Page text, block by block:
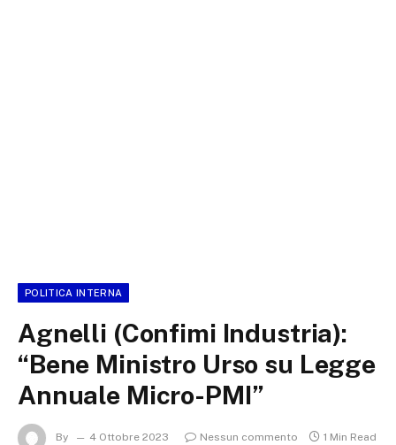
POLITICA INTERNA
Agnelli (Confimi Industria):
“Bene Ministro Urso su Legge
Annuale Micro-PMI”
By 4 Ottobre 2023 Nessun commento 1 Min Read